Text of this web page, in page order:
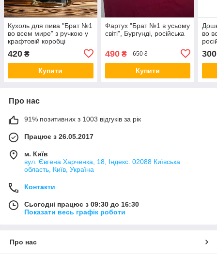
Кухоль для пива "Брат №1
во всем мире" з ручкою у
крафтовій коробці
420 ₴
Купити
Фартух "Брат №1 в усьому
світі", Бургунді, російська
490₴ 650 ₴
Купити
во
300
Про нас
91% позитивних з 1003 відгуків за рік
Працює з 26.05.2017
м. Київ
вул. Євгена Харченка, 18, Індекс: 02088 Київська
область, Київ, Україна
Контакти
Сьогодні працює з 09:30 до 16:30
Показати весь графік роботи
Про нас